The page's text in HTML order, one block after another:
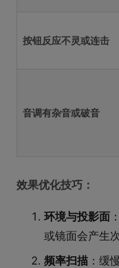
按钮反应不灵或连击
音调有杂音或破音
效果优化技巧：
环境与投影面
或镜面会产生
频率扫描 ：缓